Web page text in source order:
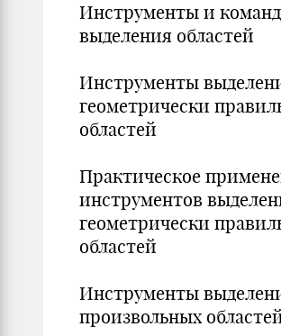
Инструменты и
выделения областей
Инструменты
геометрически
областей
Практическое
инструментов
геометрически
областей
Инструменты
произвольных